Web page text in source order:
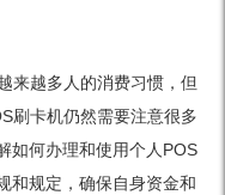
来越多人的消费习惯，但
刷卡机仍然需要注意很多
如何办理和使用个人POS
和规定，确保自身资金和